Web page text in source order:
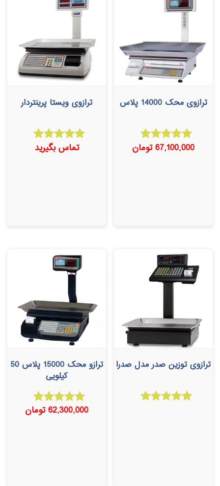
ترازوی محک 14000 پلاس
امتیاز
5.00
67,100,000تومان
ترازوی ویستا پرینتردار
امتیاز
5.00
تماس بگیرید
ترازوی توزین صدر مدل صدرا ترازو محک 15000 پلاس 50
کیلویی
امتیاز
4.67
62,300,000تومان